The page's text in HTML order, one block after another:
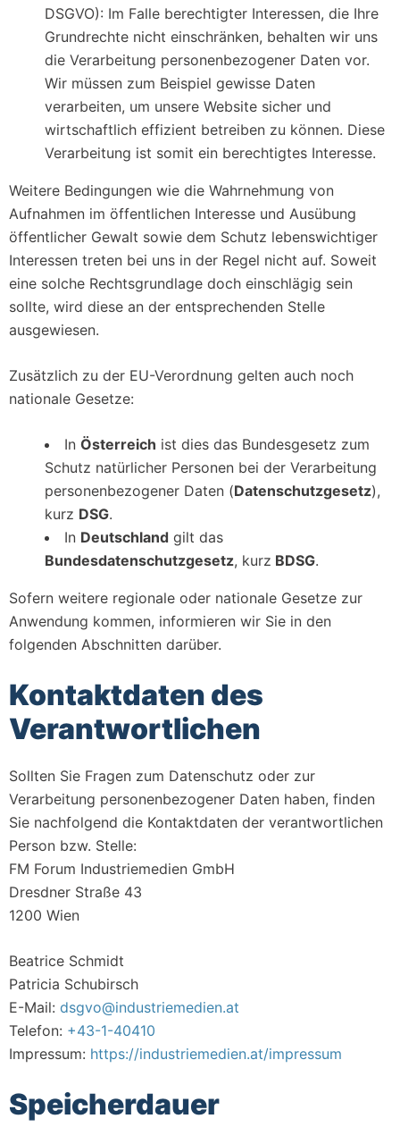
DSGVO): Im Falle berechtigter Interessen, die Ihre
Grundrechte nicht einschränken, behalten wir uns
die Verarbeitung personenbezogener Daten vor.
Wir müssen zum Beispiel gewisse Daten
verarbeiten, um unsere Website sicher und
wirtschaftlich effizient betreiben zu können. Diese
Verarbeitung ist somit ein berechtigtes Interesse.
Weitere Bedingungen wie die Wahrnehmung von
Aufnahmen im öffentlichen Interesse und Ausübung
öffentlicher Gewalt sowie dem Schutz lebenswichtiger
Interessen treten bei uns in der Regel nicht auf. Soweit
eine solche Rechtsgrundlage doch einschlägig sein
sollte, wird diese an der entsprechenden Stelle
ausgewiesen.
Zusätzlich zu der EU-Verordnung gelten auch noch
nationale Gesetze:
In Österreich ist dies das Bundesgesetz zum
Schutz natürlicher Personen bei der Verarbeitung
personenbezogener Daten (Datenschutzgesetz),
kurz DSG.
In Deutschland gilt das
Bundesdatenschutzgesetz, kurz BDSG.
Sofern weitere regionale oder nationale Gesetze zur
Anwendung kommen, informieren wir Sie in den
folgenden Abschnitten darüber.
Kontaktdaten des
Verantwortlichen
Sollten Sie Fragen zum Datenschutz oder zur
Verarbeitung personenbezogener Daten haben, finden
Sie nachfolgend die Kontaktdaten der verantwortlichen
Person bzw. Stelle:
FM Forum Industriemedien GmbH
Dresdner Straße 43
1200 Wien
Beatrice Schmidt
Patricia Schubirsch
E-Mail: dsgvo@industriemedien.at
Telefon: +43-1-40410
Impressum: https://industriemedien.at/impressum
Speicherdauer